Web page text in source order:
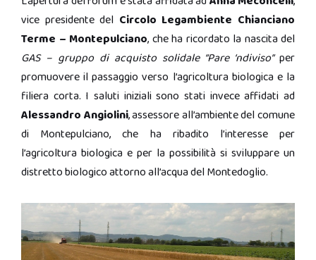
vice presidente del Circolo Legambiente Chianciano
Terme – Montepulciano, che ha ricordato la nascita del
GAS – gruppo di acquisto solidale “Pare ‘ndiviso”per
promuovere il passaggio verso l’agricoltura biologica e la
filiera corta. I saluti iniziali sono stati invece affidati ad
Alessandro Angiolini, assessore all’ambiente del comune
di Montepulciano, che ha ribadito l’interesse per
l’agricoltura biologica e per la possibilità si sviluppare un
distretto biologico attorno all’acqua del Montedoglio.